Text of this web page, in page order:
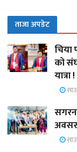
ताजा अपडेट
चिया
को
यात्रा !